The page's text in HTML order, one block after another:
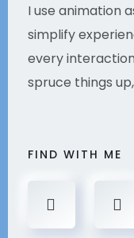
I use animation
simplify
every
spruce things
FIND WITH ME